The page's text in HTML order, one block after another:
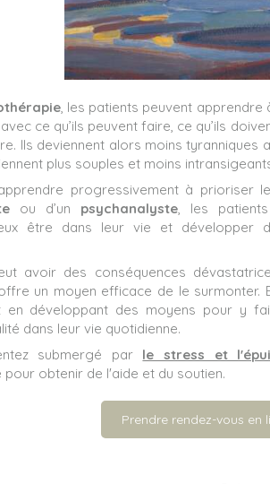
, les patients peuvent
ce qu’ils peuvent faire, ce qu’ils
Ils deviennent alors moins tyranniques
plus souples et moins
progressivement à prioriser
ou d’un psychanalyste, les
être dans leur vie et développer
avoir des conséquences
un moyen efficace de le surmonter.
en développant des moyens pour y
dans leur vie quotidienne.
submergé par le stress et
obtenir de l'aide et du soutien.
Prendre rendez-vous en